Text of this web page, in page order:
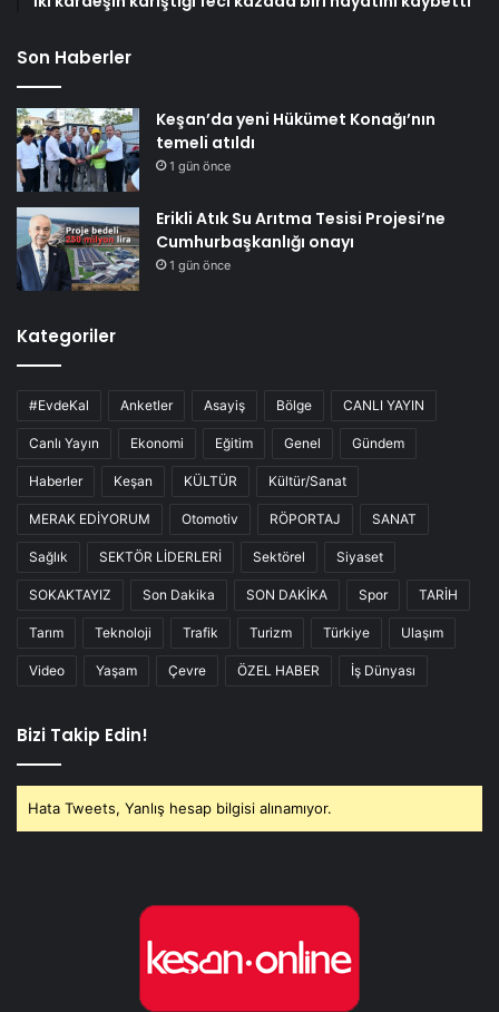
Son Haberler
Keşan’da yeni Hükümet Konağı’nın
temeli atıldı
1 gün önce
Erikli Atık Su Arıtma Tesisi Projesi’ne
Cumhurbaşkanlığı onayı
1 gün önce
Kategoriler
#EvdeKal Anketler Asayiş Bölge CANLI YAYIN
Canlı Yayın Ekonomi Eğitim Genel Gündem
Haberler Keşan KÜLTÜR Kültür/Sanat
MERAK EDİYORUM Otomotiv RÖPORTAJ SANAT
Sağlık SEKTÖR LİDERLERİ Sektörel Siyaset
SOKAKTAYIZ Son Dakika SON DAKİKA Spor TARİH
Tarım Teknoloji Trafik Turizm Türkiye Ulaşım
Video Yaşam Çevre ÖZEL HABER İş Dünyası
Bizi Takip Edin!
Hata Tweets, Yanlış hesap bilgisi alınamıyor.